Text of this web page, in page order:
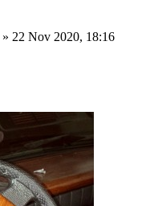
» 22 Nov 2020, 18:16